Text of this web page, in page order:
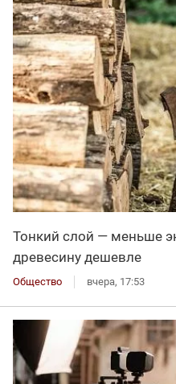
Тонкий слой — меньше
древесину дешевле
Общество вчера, 17:53